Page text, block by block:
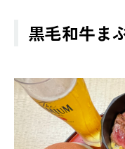
黒毛和牛ま